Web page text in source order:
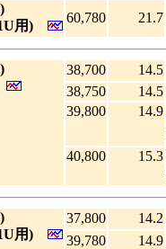
用)
60,780 21.7
38,700 14.5
38,750
14.5
39,800
14.9
40,800
15.3
用)
37,800 14.2
39,780
14.9